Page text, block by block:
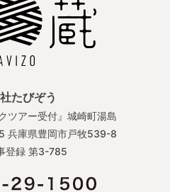
たびぞう
ツアー受付』城崎町湯島
兵庫県豊岡市戸牧539-8
登録 第3-785